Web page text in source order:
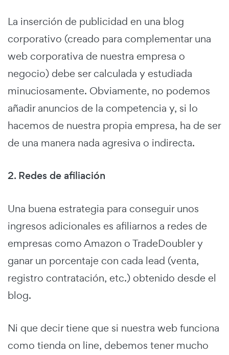
La inserción de publicidad en una blog
corporativo (creado para complementar una
web corporativa de nuestra empresa o
negocio) debe ser calculada y estudiada
minuciosamente. Obviamente, no podemos
añadir anuncios de la competencia y, si lo
hacemos de nuestra propia empresa, ha de ser
de una manera nada agresiva o indirecta.
2. Redes de afiliación
Una buena estrategia para conseguir unos
ingresos adicionales es afiliarnos a redes de
empresas como Amazon o TradeDoubler y
ganar un porcentaje con cada lead (venta,
registro contratación, etc.) obtenido desde el
blog.
Ni que decir tiene que si nuestra web funciona
como tienda on line, debemos tener mucho